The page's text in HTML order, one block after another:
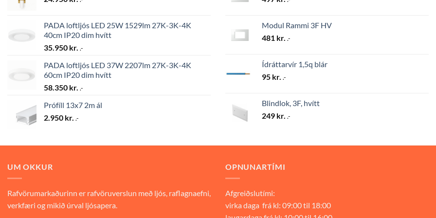
PADA loftljós LED 25W 1529lm 27K-3K-4K
40cm IP20 dim hvítt
35.950 kr. .-
PADA loftljós LED 37W 2207lm 27K-3K-4K
60cm IP20 dim hvítt
58.350 kr. .-
Prófíll 13x7 2m ál
2.950 kr. .-
Modul Rammi 3F HV
481 kr. .-
Ídráttarvír 1,5q blár
95 kr. .-
Blindlok, 3F, hvítt
249 kr. .-
UM OKKUR
Rafvörumarkaðurinn er rafvöruverslun með ljós, raflagnaefni,
verkfæri og mikið úrval ljósapera.
OPNUNARTÍMI
Afgreiðslutími:
virka daga frá kl: 09:00 til 18:00